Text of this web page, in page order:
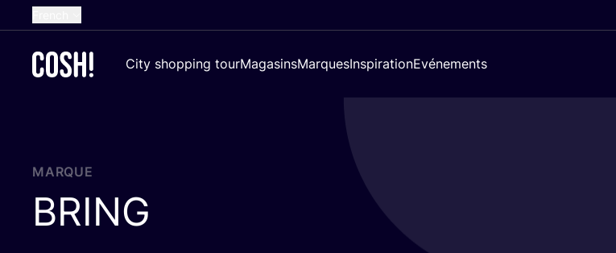
Dutch
Croatian
City shopping tourMagasinsMarquesInspirationEvénements
MARQUE
BRING